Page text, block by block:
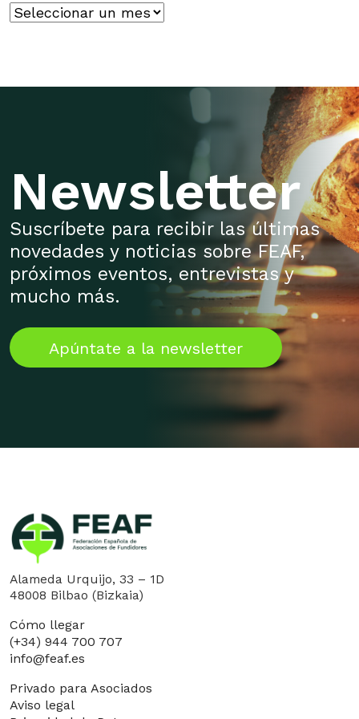
Histórico
Newsletter
Suscríbete para recibir las últimas
novedades y noticias sobre FEAF,
próximos eventos, entrevistas y
mucho más.
Apúntate a la newsletter
Alameda Urquijo, 33 – 1D
48008 Bilbao (Bizkaia)
Cómo llegar
(+34) 944 700 707
info@feaf.es
Privado para Asociados
Aviso legal